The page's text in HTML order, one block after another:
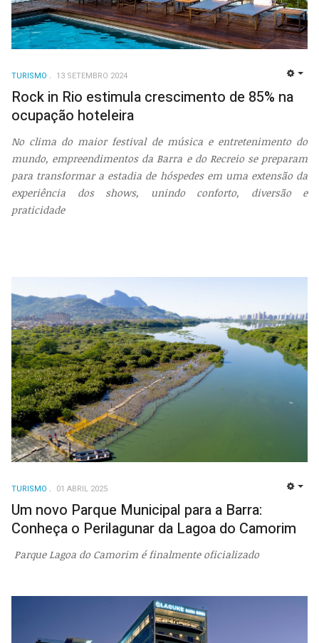
TURISMO 13 SETEMBRO 2024
Rock in Rio estimula crescimento de 85% na
ocupação hoteleira
No clima do maior festival de música e entretenimento do
mundo, empreendimentos da Barra e do Recreio se preparam
para transformar a estadia de hóspedes em uma extensão da
experiência dos shows, unindo conforto, diversão e
praticidade
TURISMO 01 ABRIL 2025
Um novo Parque Municipal para a Barra:
Conheça o Perilagunar da Lagoa do Camorim
Parque Lagoa do Camorim é finalmente oficializado